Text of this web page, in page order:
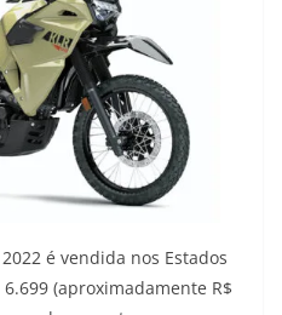
é vendida nos Estados
(aproximadamente R$